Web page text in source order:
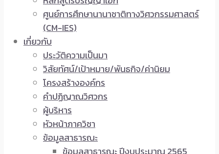
ศูนย์การศึกษานานาชาติทางวิศวกรรมศาสตร์
(CM-IES)
เกี่ยวกับ
ประวัติความเป็นมา
วิสัยทัศน์/เป้าหมาย/พันธกิจ/ค่านิยม
โครงสร้างองค์กร
คำปฏิญาณวิศวกร
ผู้บริหาร
หัวหน้าภาควิชา
ข้อมูลสาธารณะ
ข้อมูลสาธารณะ ปีงบประมาณ 2565